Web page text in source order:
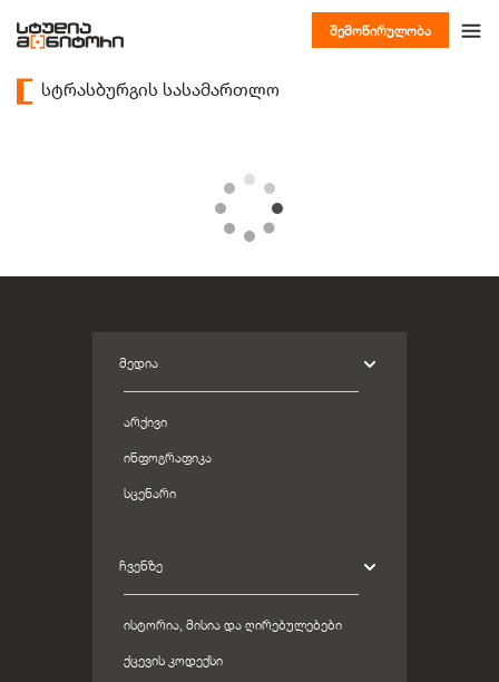
შემოწირულობა
სტრასბურგის სასამართლო
ᲛᲔᲓᲘᲐ
ᲐᲠᲥᲘᲕᲘ
ᲘᲜᲤᲝᲒᲠᲐᲤᲘᲙᲐ
ᲡᲪᲔᲜᲐᲠᲘ
ᲩᲕᲔᲜᲖᲔ
ᲘᲡᲢᲝᲠᲘᲐ, ᲛᲘᲡᲘᲐ ᲓᲐ ᲦᲘᲠᲔᲑᲣᲚᲔᲑᲔᲑᲘ
ᲥᲪᲔᲕᲘᲡ ᲙᲝᲓᲔᲥᲡᲘ